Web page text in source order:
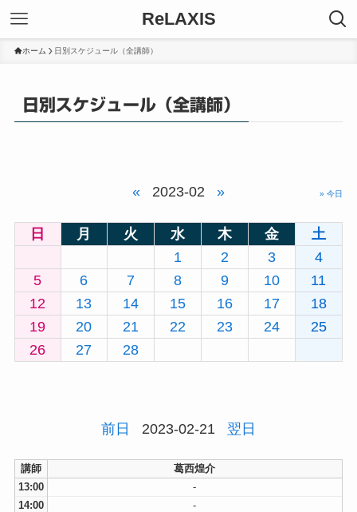
ReLAXIS
ホーム 日別スケジュール（全講師）
日別スケジュール（全講師）
« 2023-02 » » 今日
日 月 火 水 木 金
土
1
2 3
4
5
6 7 8 9 10
11
12
13 14 15 16 17
18
19
20 21 22 23 24
25
26
27 28
前日 2023-02-21 翌日
講師
葛西煌介
13:00
-
14:00
-